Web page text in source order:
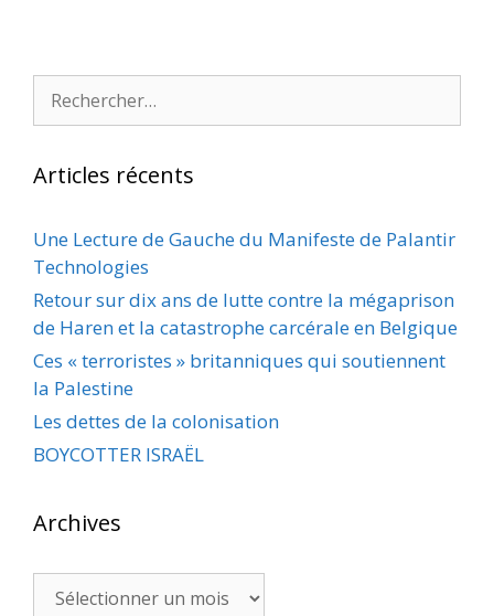
Rechercher :
Articles récents
Une Lecture de Gauche du Manifeste de Palantir
Technologies
Retour sur dix ans de lutte contre la mégaprison
de Haren et la catastrophe carcérale en Belgique
Ces « terroristes » britanniques qui soutiennent
la Palestine
Les dettes de la colonisation
BOYCOTTER ISRAËL
Archives
Archives